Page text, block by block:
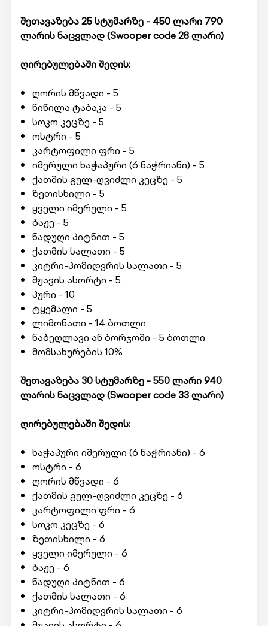
შეთავაზება 25 სტუმარზე - 450 ლარი 790
ლარის ნაცვლად (Swooper code 28ლარი)
ღირებულებაში შედის:
ღორის მწვადი - 5
წიწილა ტაბაკა - 5
სოკო კეცზე - 5
ოსტრი - 5
კარტოფილი ფრი - 5
იმერული ხაჭაპური (6 ნაჭრიანი) - 5
ქათმის გულ-ღვიძლი კეცზე - 5
ზეთისხილი - 5
ყველი იმერული - 5
ბაჟე - 5
ნადუღი პიტნით - 5
ქათმის სალათი - 5
კიტრი-პომიდვრის სალათი - 5
მჟავის ასორტი - 5
პური - 10
ტყემალი - 5
ლიმონათი - 14 ბოთლი
ნაბეღლავი ან ბორჯომი - 5 ბოთლი
მომსახურების 10%
შეთავაზება 30 სტუმარზე - 550 ლარი 940
ლარის ნაცვლად (Swooper code33 ლარი)
ღირებულებაში შედის:
ხაჭაპური იმერული (6 ნაჭრიანი) - 6
ოსტრი - 6
ღორის მწვადი - 6
ქათმის გულ-ღვიძლი კეცზე - 6
კარტოფილი ფრი - 6
სოკო კეცზე - 6
ზეთისხილი - 6
ყველი იმერული - 6
ბაჟე - 6
ნადუღი პიტნით - 6
ქათმის სალათი - 6
კიტრი-პომიდვრის სალათი - 6